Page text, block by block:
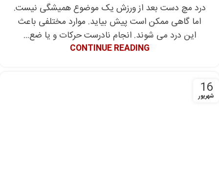
درد مچ دست بعد از ورزش یک موضوع همیشگی نیست.
اما گاهی ممکن است پیش بیاید. موارد مختلفی باعث
این درد می شوند. انجام نادرست حرکات و یا ضع...
CONTINUE READING
16
شهریور